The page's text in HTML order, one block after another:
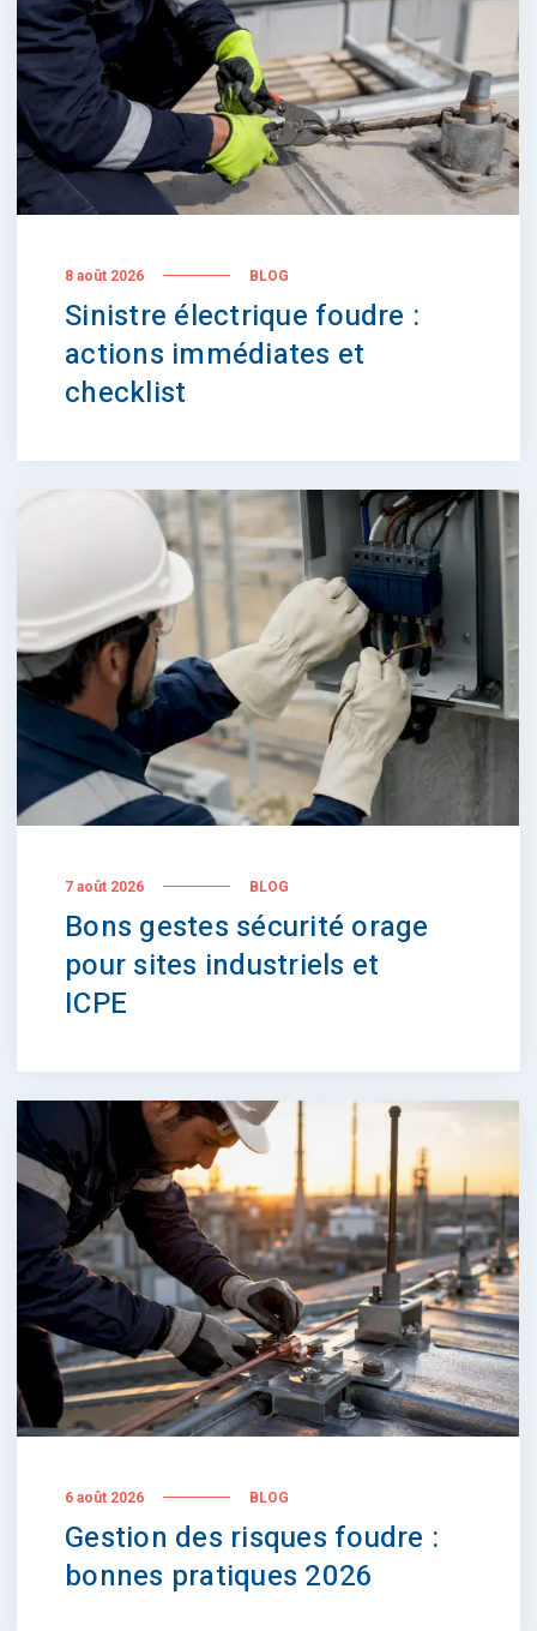
8 août 2026 BLOG
Sinistre électrique foudre :
actions immédiates et
checklist
7 août 2026 BLOG
Bons gestes sécurité orage
pour sites industriels et
ICPE
6 août 2026 BLOG
Gestion des risques foudre :
bonnes pratiques 2026